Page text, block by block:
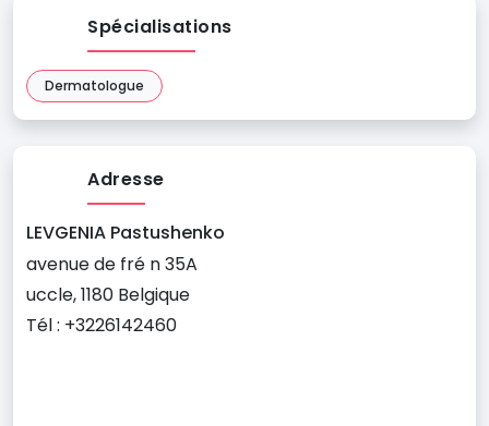
Spécialisations
Dermatologue
Adresse
LEVGENIA Pastushenko
avenue de fré n 35A
uccle, 1180 Belgique
Tél : +3226142460